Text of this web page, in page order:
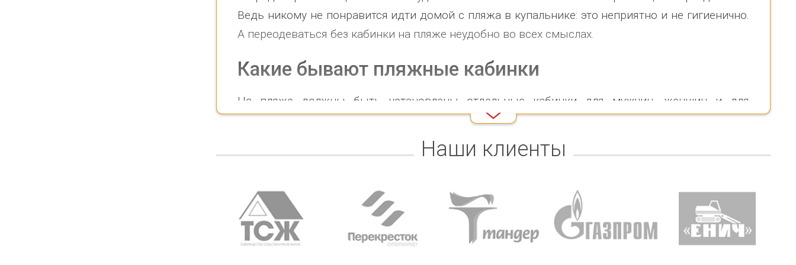
Ведь никому не понравится идти домой с пляжа в купальнике: это неприятно и не гигиенично.
А переодеваться без кабинки на пляже неудобно во всех смыслах.
Какие бывают пляжные кабинки
На пляже должны быть установлены отдельные кабинки для мужчин, женщин и для
инвалидов обоих полов. Обычно на кабинке имеется знак, показывающий, для кого она
установлена — это позволит избежать неловких ситуаций. В кабинке для инвалидов может
располагаться только один инвалид вместе с его сопровождающим. В кабинках для женщин
кабинки.
Кабинки бывают разные по форме, размерам и назначению. У нас вы можете выбрать
качественные пляжные кабинки, в которых комфортно переодеваться. В наличии одинарные и
Read More
Наши клиенты